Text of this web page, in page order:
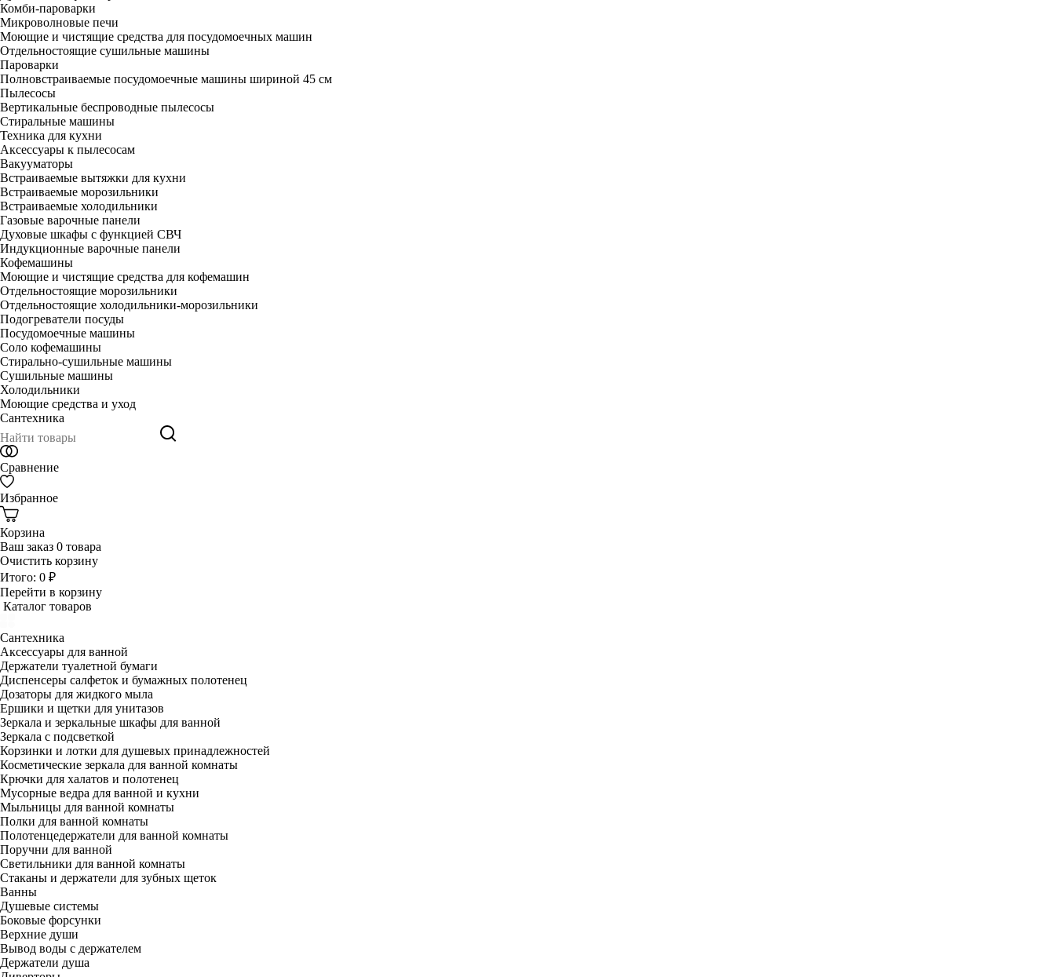
Комби-пароварки
Микроволновые печи
Моющие и чистящие средства для посудомоечных машин
Отдельностоящие сушильные машины
Пароварки
Полновстраиваемые посудомоечные машины шириной 45 см
Пылесосы
Вертикальные беспроводные пылесосы
Стиральные машины
Техника для кухни
Аксессуары к пылесосам
Вакууматоры
Встраиваемые вытяжки для кухни
Встраиваемые морозильники
Встраиваемые холодильники
Газовые варочные панели
Духовые шкафы с функцией СВЧ
Индукционные варочные панели
Кофемашины
Моющие и чистящие средства для кофемашин
Отдельностоящие морозильники
Отдельностоящие холодильники-морозильники
Подогреватели посуды
Посудомоечные машины
Соло кофемашины
Стирально-сушильные машины
Сушильные машины
Холодильники
Моющие средства и уход
Сантехника
Сравнение
Избранное
Корзина
Ваш заказ 0 товара
Очистить корзину
Итого: 0 ₽
Перейти в корзину
Каталог товаров
Сантехника
Аксессуары для ванной
Держатели туалетной бумаги
Диспенсеры салфеток и бумажных полотенец
Дозаторы для жидкого мыла
Ершики и щетки для унитазов
Зеркала и зеркальные шкафы для ванной
Зеркала с подсветкой
Корзинки и лотки для душевых принадлежностей
Косметические зеркала для ванной комнаты
Крючки для халатов и полотенец
Мусорные ведра для ванной и кухни
Мыльницы для ванной комнаты
Полки для ванной комнаты
Полотенцедержатели для ванной комнаты
Поручни для ванной
Светильники для ванной комнаты
Стаканы и держатели для зубных щеток
Ванны
Душевые системы
Боковые форсунки
Верхние души
Вывод воды с держателем
Держатели душа